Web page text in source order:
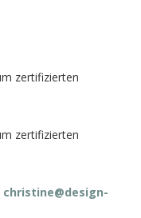
christine@design-